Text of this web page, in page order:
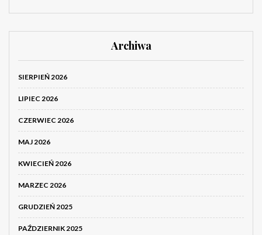
Archiwa
SIERPIEŃ 2026
LIPIEC 2026
CZERWIEC 2026
MAJ 2026
KWIECIEŃ 2026
MARZEC 2026
GRUDZIEŃ 2025
PAŹDZIERNIK 2025